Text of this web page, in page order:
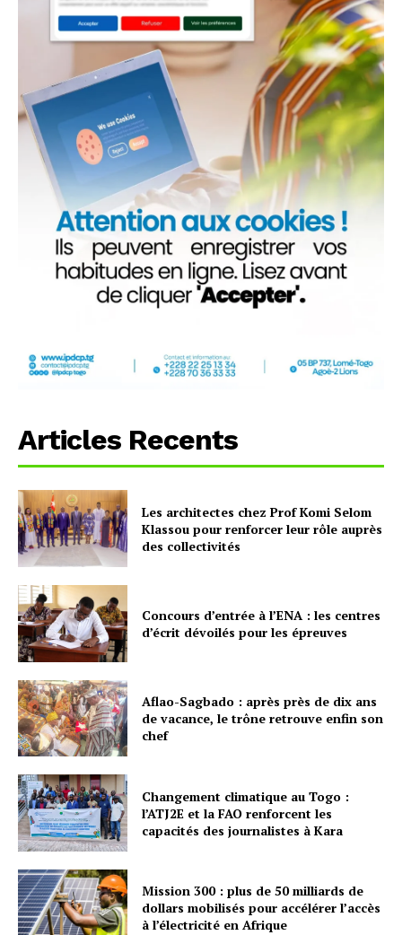
Articles Recents
Les architectes chez Prof Komi Selom
Klassou pour renforcer leur rôle auprès
des collectivités
Concours d’entrée à l’ENA : les centres
d’écrit dévoilés pour les épreuves
Aflao-Sagbado : après près de dix ans
de vacance, le trône retrouve enfin son
chef
Changement climatique au Togo :
l’ATJ2E et la FAO renforcent les
capacités des journalistes à Kara
Mission 300 : plus de 50 milliards de
dollars mobilisés pour accélérer l’accès
à l’électricité en Afrique